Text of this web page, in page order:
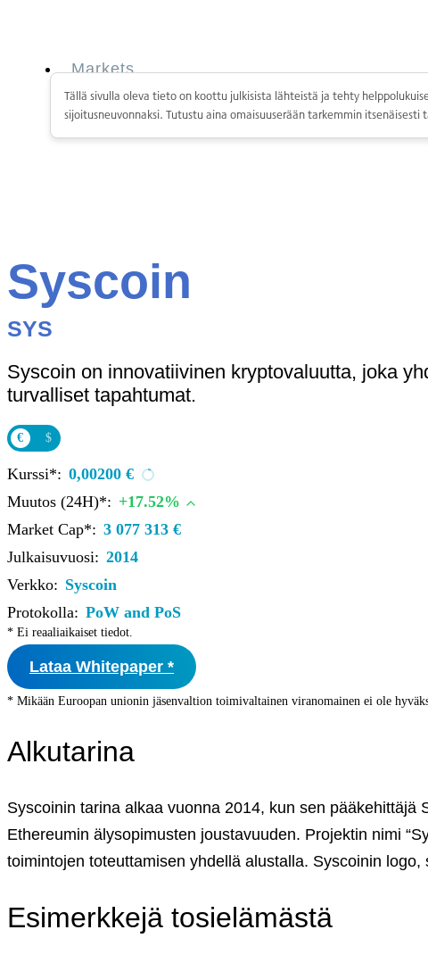
Markets
Services
Personal
Coinmotion Wealth
Help Center
Business
Coinmotion Wealth
Institutions
Learn
Market Insights
Help Center
Log In
Create Account
Choose
a
languageLog in to your account
Services
Personal
Coinmotion Wealth
Institutions
Careers•
Learn
Market Insights
Help Center
English (US)
Suomi (FI)
Tällä sivulla oleva tieto on koottu julkisista lähteistä ja tehty
sijoitusneuvonnaksi. Tutustu aina omaisuuserään tarkemmin
Syscoin
SYS
Syscoin on innovatiivinen kryptovaluutta, joka
turvalliset tapahtumat.
€ $
Kurssi*: 0,00200 €
Muutos (24H)*: +17.52%
Market Cap*: 3 077 313 €
Julkaisuvuosi: 2014
Verkko: Syscoin
Protokolla: PoW and PoS
* Ei reaaliaikaiset tiedot.
Lataa Whitepaper *
* Mikään Euroopan unionin jäsenvaltion toimivaltainen viranomainen ei ole
Alkutarina
Syscoinin tarina alkaa vuonna 2014, kun sen
Ethereumin älysopimusten joustavuuden. Projektin nimi
toimintojen toteuttamisen yhdellä alustalla. Syscoinin
Esimerkkejä tosielämästä